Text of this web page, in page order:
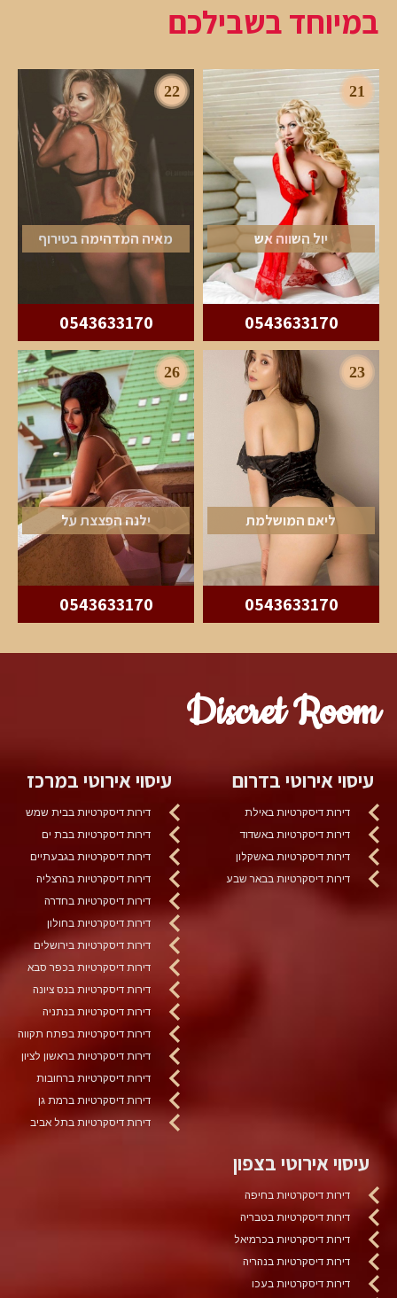
במיוחד בשבילכם
21
יול השווה אש
0543633170
22
מאיה המדהימה בטירוף
0543633170
23
ליאם המושלמת
0543633170
26
ילנה הפצצת על
0543633170
Discret Room
עיסוי אירוטי בדרום
דירות דיסקרטיות באילת
דירות דיסקרטיות באשדוד
דירות דיסקרטיות באשקלון
דירות דיסקרטיות בבאר שבע
עיסוי אירוטי במרכז
דירות דיסקרטיות בבית שמש
דירות דיסקרטיות בבת ים
דירות דיסקרטיות בגבעתיים
דירות דיסקרטיות בהרצליה
דירות דיסקרטיות בחדרה
דירות דיסקרטיות בחולון
דירות דיסקרטיות בירושלים
דירות דיסקרטיות בכפר סבא
דירות דיסקרטיות בנס ציונה
דירות דיסקרטיות בנתניה
דירות דיסקרטיות בפתח תקווה
דירות דיסקרטיות בראשון לציון
דירות דיסקרטיות ברחובות
דירות דיסקרטיות ברמת גן
דירות דיסקרטיות בתל אביב
עיסוי אירוטי בצפון
דירות דיסקרטיות בחיפה
דירות דיסקרטיות בטבריה
דירות דיסקרטיות בכרמיאל
דירות דיסקרטיות בנהריה
דירות דיסקרטיות בעכו